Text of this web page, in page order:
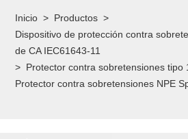
Inicio > Productos >
Dispositivo de protección contra
de CA IEC61643-11
> Protector contra sobretensiones tipo
Protector contra sobretensiones NPE